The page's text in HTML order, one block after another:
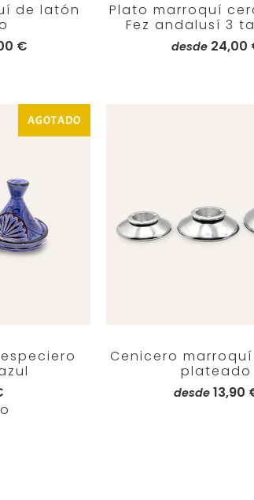
de latón
€
Plato marroquí
Fez andalusí 3
desde 24,00
AGOTADO
Cenicero
plateado
desde 13,90